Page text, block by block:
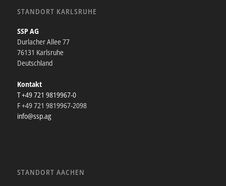
STANDORT KARLSRUHE
SSP AG
Durlacher Allee 77
76131 Karlsruhe
Deutschland
Kontakt
T +49 721 9819967-0
F +49 721 9819967-2098
info@ssp.ag
STANDORT AACHEN